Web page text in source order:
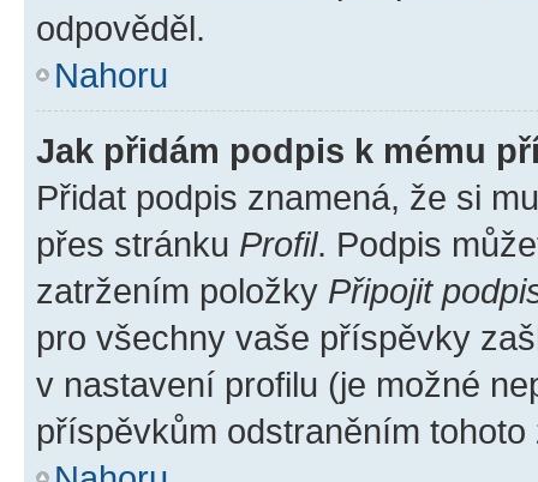
odpověděl.
Nahoru
Jak přidám podpis k mému
Přidat podpis znamená, že si
přes stránku Profil. Podpis
zatržením položky Připojit
pro všechny vaše příspěvky
v nastavení profilu (je možné
příspěvkům odstraněním